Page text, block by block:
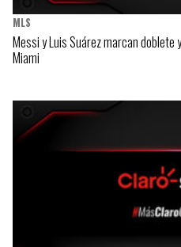
MLS
Messi y Luis Suárez marcan
Miami